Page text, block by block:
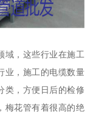
域，这些行业在施工
业，施工的电缆数量
类，方便日后的检修
梅花管有着很高的绝